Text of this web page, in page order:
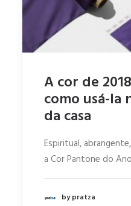
A cor de
como usá-la
da casa
Espiritual,
a Cor Pantone do
by pratza